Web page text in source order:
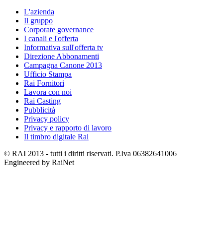
L'azienda
Il gruppo
Corporate governance
I canali e l'offerta
Informativa sull'offerta tv
Direzione Abbonamenti
Campagna Canone 2013
Ufficio Stampa
Rai Fornitori
Lavora con noi
Rai Casting
Pubblicità
Privacy policy
Privacy e rapporto di lavoro
Il timbro digitale Rai
© RAI 2013 - tutti i diritti riservati. P.Iva 06382641006
Engineered by RaiNet